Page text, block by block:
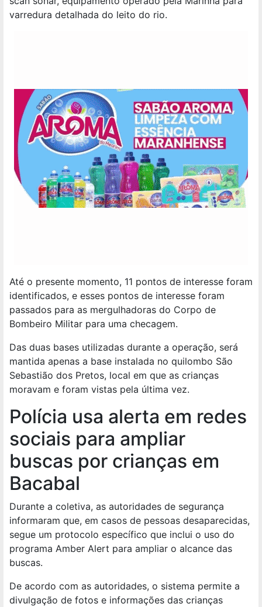
varredura detalhada do leito do rio.
Até o presente momento, 11 pontos de interesse foram
identificados, e esses pontos de interesse foram
passados para as mergulhadoras do Corpo de
Bombeiro Militar para uma checagem.
Das duas bases utilizadas durante a operação, será
mantida apenas a base instalada no quilombo São
Sebastião dos Pretos, local em que as crianças
moravam e foram vistas pela última vez.
Polícia usa alerta em redes
sociais para ampliar
buscas por crianças em
Bacabal
Durante a coletiva, as autoridades de segurança
informaram que, em casos de pessoas desaparecidas,
segue um protocolo específico que inclui o uso do
programa Amber Alert para ampliar o alcance das
buscas.
De acordo com as autoridades, o sistema permite a
divulgação de fotos e informações das crianças